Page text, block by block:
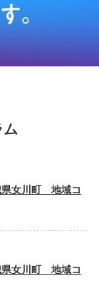
ム
県女川町 地域コ
県女川町 地域コ